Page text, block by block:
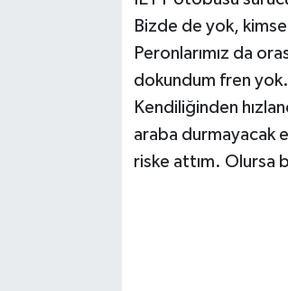
Bizde de yok,
Peronlarımız da
dokundum fren
Kendiliğinden
araba durmayacak
riske attım. Olursa